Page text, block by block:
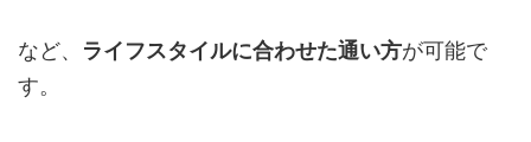
など、 ライフスタイルに合わせた通い方が可能で
す。